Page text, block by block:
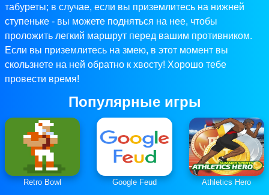
табуреты; в случае, если вы приземлитесь на нижней
ступеньке - вы можете подняться на нее, чтобы
проложить легкий маршрут перед вашим противником.
Если вы приземлитесь на змею, в этот момент вы
скользнете на ней обратно к хвосту! Хорошо тебе
провести время!
Популярные игры
Retro Bowl Google Feud Athletics Hero